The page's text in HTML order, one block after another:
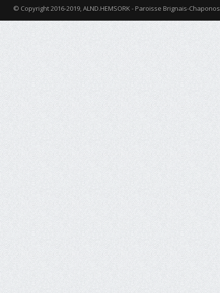
© Copyright 2016-2019, ALND.HEMSORK - Paroisse Brignais-